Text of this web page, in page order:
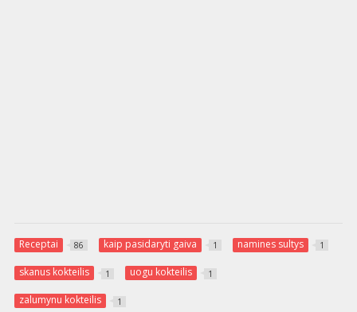
Receptai 86 kaip pasidaryti gaiva 1 namines sultys 1
skanus kokteilis 1 uogu kokteilis 1
zalumynu kokteilis 1